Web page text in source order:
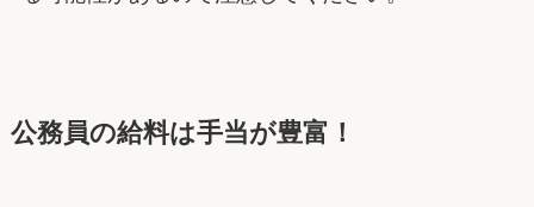
公務員の給料は手当が豊富！